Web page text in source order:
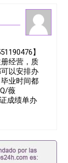
以
】
经营，质
以安排办
业时间都
薇
成绩单办
学生卡办
凭 一、快
人员证明
学回国必